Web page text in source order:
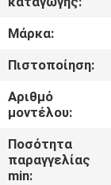
ΕΜΦΆΝΙΣΗ
VR
ΣΧΕΤΙΚΆ
ΜΕ
ΕΜΆΣ
Μάρκα:
Πιστοποίηση:
Αριθμό
μοντέλου:
Ποσότητα
παραγγελίας
min: